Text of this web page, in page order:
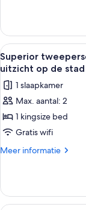
kamer,
eenpersoonsbedden,
niet-
(Dome)
Alle
foto's
voor
Superior
1
kingsize
bed,
uitzicht
op
1
Superior
uitzicht op de stad
1 slaapkamer
Max. aantal: 2
1 kingsize bed
Gratis wifi
Meer informatie
Meer
tweepersoonskamer,